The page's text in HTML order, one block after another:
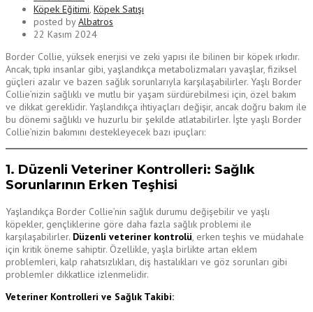
Köpek Eğitimi, Köpek Satışı
posted byAlbatros
22 Kasım 2024
Border Collie, yüksek enerjisi ve zeki yapısı ile bilinen bir köpek ırkıdır.
Ancak, tıpkı insanlar gibi, yaşlandıkça metabolizmaları yavaşlar, fiziksel
güçleri azalır ve bazen sağlık sorunlarıyla karşılaşabilirler. Yaşlı Border
Collie’nizin sağlıklı ve mutlu bir yaşam sürdürebilmesi için, özel bakım
ve dikkat gereklidir. Yaşlandıkça ihtiyaçları değişir, ancak doğru bakım ile
bu dönemi sağlıklı ve huzurlu bir şekilde atlatabilirler. İşte yaşlı Border
Collie’nizin bakımını destekleyecek bazı ipuçları:
1. Düzenli Veteriner Kontrolleri: Sağlık
Sorunlarının Erken Teşhisi
Yaşlandıkça Border Collie’nin sağlık durumu değişebilir ve yaşlı
köpekler, gençliklerine göre daha fazla sağlık problemi ile
karşılaşabilirler. Düzenli veteriner kontrolü, erken teşhis ve müdahale
için kritik öneme sahiptir. Özellikle, yaşla birlikte artan eklem
problemleri, kalp rahatsızlıkları, diş hastalıkları ve göz sorunları gibi
problemler dikkatlice izlenmelidir.
Veteriner Kontrolleri ve Sağlık Takibi: